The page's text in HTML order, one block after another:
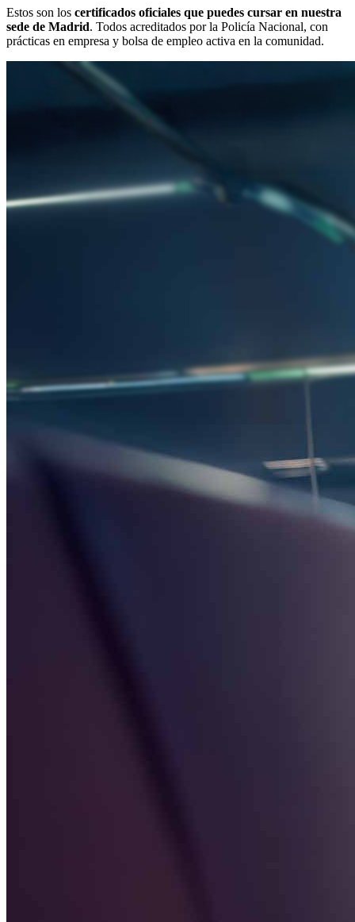
Estos son los certificados oficiales que puedes cursar en nuestra
sede de Madrid. Todos acreditados por la Policía Nacional, con
prácticas en empresa y bolsa de empleo activa en la comunidad.